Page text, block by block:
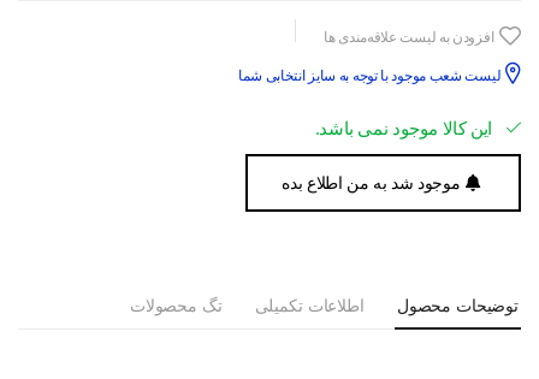
افزودن به لیست علاقه‌مندی ها
لیست شعب موجود با توجه به سایز انتخابی شما
این کالا موجود نمی باشد.
موجود شد به من اطلاع بده
توضیحات محصول اطلاعات تکمیلی تگ محصولات